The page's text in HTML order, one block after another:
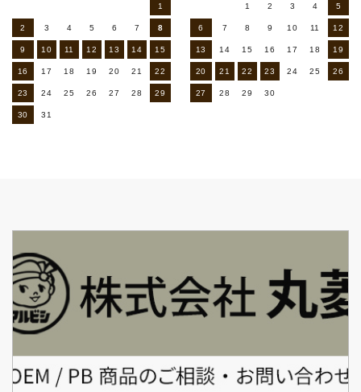
1
2 3 4 5 6 7 8
9 10 11 12 13 14 15
16 17 18 19 20 21 22
23 24 25 26 27 28 29
30 31
1 2 3 4 5
6 7 8 9 10 11 12
13 14 15 16 17 18 19
20 21 22 23 24 25 26
27 28 29 30